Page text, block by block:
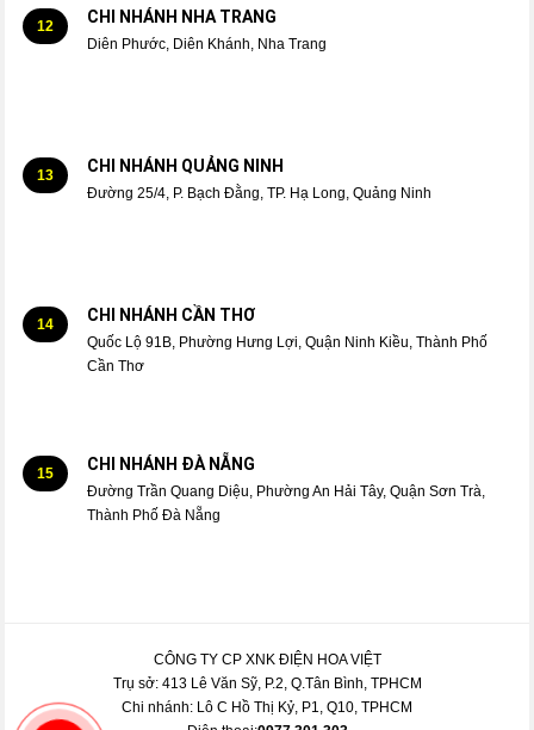
12 CHI NHÁNH NHA TRANG
Diên Phước, Diên Khánh, Nha Trang
13 CHI NHÁNH QUẢNG NINH
Đường 25/4, P. Bạch Đằng, TP. Hạ Long, Quảng Ninh
14 CHI NHÁNH CẦN THƠ
Quốc Lộ 91B, Phường Hưng Lợi, Quận Ninh Kiều, Thành Phố
Cần Thơ
15 CHI NHÁNH ĐÀ NẴNG
Đường Trần Quang Diệu, Phường An Hải Tây, Quận Sơn Trà,
Thành Phố Đà Nẵng
CÔNG TY CP XNK ĐIỆN HOA VIỆT
Trụ sở: 413 Lê Văn Sỹ, P.2, Q.Tân Bình, TPHCM
Chi nhánh: Lô C Hồ Thị Kỷ, P1, Q10, TPHCM